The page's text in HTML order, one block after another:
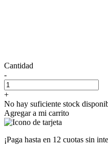
Cantidad
-
+
No hay suficiente stock
Agregar a mi carrito
¡Paga hasta en 12 cuotas sin